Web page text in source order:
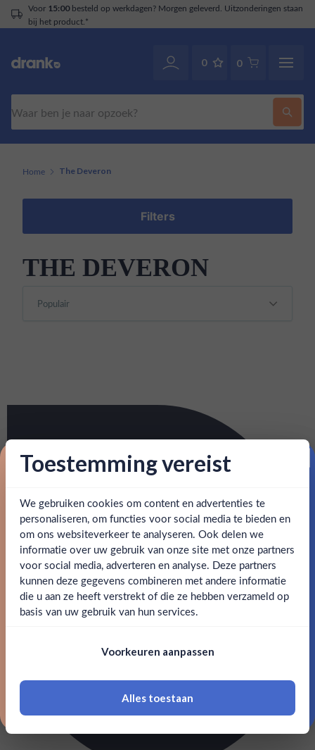
Voor 15:00besteld op werkdagen? Morgen geleverd. Uitzonderingen staan
bij het product.*
0 0
Ben jij 18 jaar of ouder?
Ja Nee
18 jaar of ouder zijn
Home The Deveron
Filters
THE DEVERON
Toestemming vereist
We gebruiken cookies om content en advertenties te
personaliseren, om functies voor social media te bieden en
om ons websiteverkeer te analyseren. Ook delen we
informatie over uw gebruik van onze site met onze partners
voor social media, adverteren en analyse. Deze partners
kunnen deze gegevens combineren met andere informatie
die u aan ze heeft verstrekt of die ze hebben verzameld op
basis van uw gebruik van hun services.
Voorkeuren aanpassen
Alles toestaan
Proost op je eerste korting!
Schrijf je in en ontvang direct 5% korting op je eerste
bestelling.
Email
Claim mijn korting